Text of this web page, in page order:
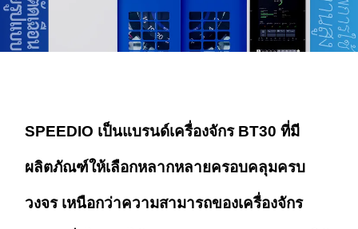
SPEEDIO เป็นแบรนด์เครื่องจักร BT30 ที่มี
ผลิตภัณฑ์ให้เลือกหลากหลายครอบคลุมครบ
วงจร เหนือกว่าความสามารถของเครื่องจักร